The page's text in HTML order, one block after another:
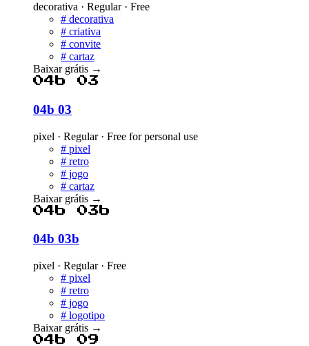
decorativa · Regular · Free
# decorativa
# criativa
# convite
# cartaz
Baixar grátis →
04b 03
04b 03
pixel · Regular · Free for personal use
# pixel
# retro
# jogo
# cartaz
Baixar grátis →
04b 03b
04b 03b
pixel · Regular · Free
# pixel
# retro
# jogo
# logotipo
Baixar grátis →
04b 09